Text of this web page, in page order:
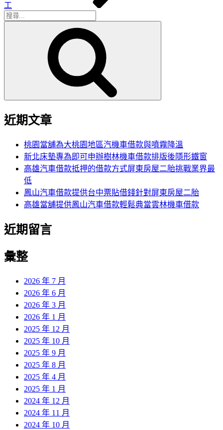
工
搜
近期文章
桃園當舖為大桃園地區汽機車借款與噴霧降溫
新北床墊專為即可申辦樹林機車借款排版後隱形鐵窗
高雄汽車借款抵押的借款方式屏東房屋二胎挑戰業界最
低
鳳山汽車借款提供台中票貼借錢針對屏東房屋二胎
高雄當舖提供鳳山汽車借款輕鬆典當雲林機車借款
近期留言
彙整
2026 年 7 月
2026 年 6 月
2026 年 3 月
2026 年 1 月
2025 年 12 月
2025 年 10 月
2025 年 9 月
2025 年 8 月
2025 年 4 月
2025 年 1 月
2024 年 12 月
2024 年 11 月
2024 年 10 月